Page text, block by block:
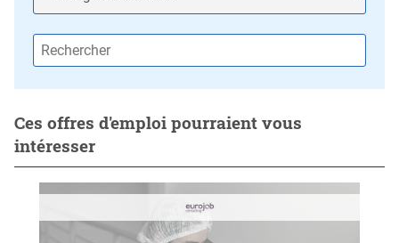
Ces offres d'emploi pourraient vous
intéresser